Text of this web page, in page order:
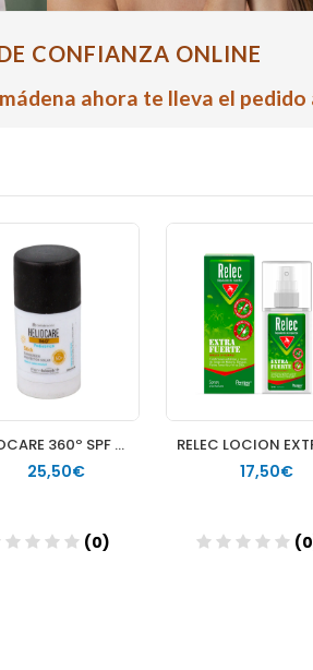
CONFIANZA ONLINE
ahora te lleva el pedido